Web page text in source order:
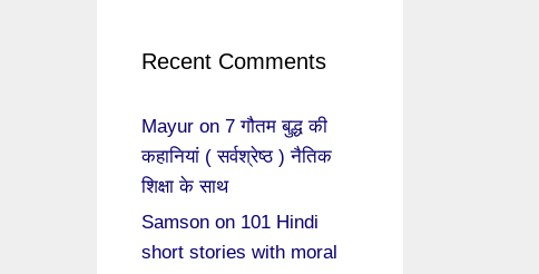
Recent Comments
Mayur on 7 गौतम बुद्ध की
कहानियां ( सर्वश्रेष्ठ ) नैतिक
शिक्षा के साथ
Samson on 101 Hindi
short stories with moral